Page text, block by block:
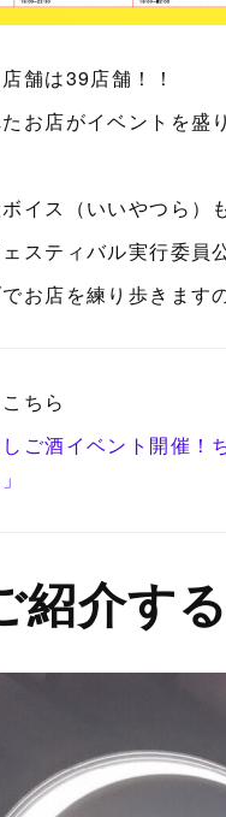
舗は39店舗！！
お店がイベントを盛
イス（いいやつら）
スティバル実行委員
お店を練り歩きます
ちら
ご酒イベント開催
紹介す